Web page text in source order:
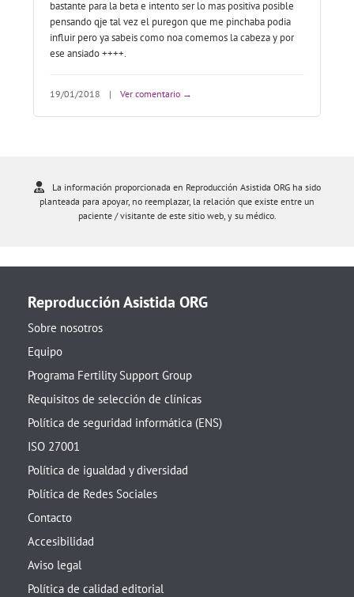
bastante para la beta e intento ser lo mas positiva posible
pensando qje tal vez el puregon que me pinchaba podia
influir pero ya sabeis como noa comemos la cabeza y por
ese ansiado ++++.
19/01/2018 | Ver comentario →
La información proporcionada en Reproducción Asistida ORG ha sido
planteada para apoyar, no reemplazar, la relación que existe entre un
paciente / visitante de este sitio web, y su médico.
Reproducción Asistida ORG
Sobre nosotros
Equipo
Programa Fertility Support Group
Requisitos de selección de clínicas
Política de seguridad informática (ENS)
ISO 27001
Política de igualdad y diversidad
Política de Redes Sociales
Contacto
Accesibilidad
Aviso legal
Política de calidad editorial